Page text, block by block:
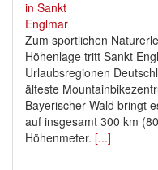
Zum sportlichen
Höhenlage tritt Sankt
Urlaubsregionen
älteste
Bayerischer Wald bringt
auf insgesamt 300 km
Höhenmeter. [...]